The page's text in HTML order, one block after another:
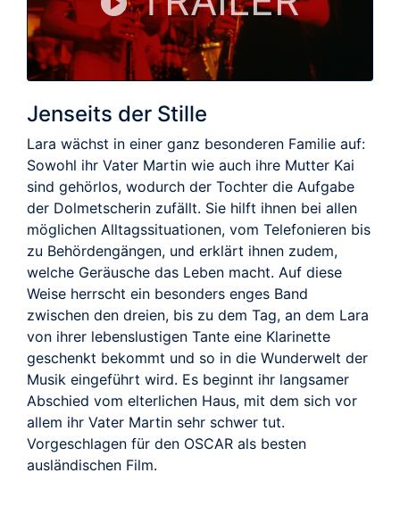
Jenseits der Stille
Lara wächst in einer ganz besonderen Familie auf:
Sowohl ihr Vater Martin wie auch ihre Mutter Kai
sind gehörlos, wodurch der Tochter die Aufgabe
der Dolmetscherin zufällt. Sie hilft ihnen bei allen
möglichen Alltagssituationen, vom Telefonieren bis
zu Behördengängen, und erklärt ihnen zudem,
welche Geräusche das Leben macht. Auf diese
Weise herrscht ein besonders enges Band
zwischen den dreien, bis zu dem Tag, an dem Lara
von ihrer lebenslustigen Tante eine Klarinette
geschenkt bekommt und so in die Wunderwelt der
Musik eingeführt wird. Es beginnt ihr langsamer
Abschied vom elterlichen Haus, mit dem sich vor
allem ihr Vater Martin sehr schwer tut.
Vorgeschlagen für den OSCAR als besten
ausländischen Film.